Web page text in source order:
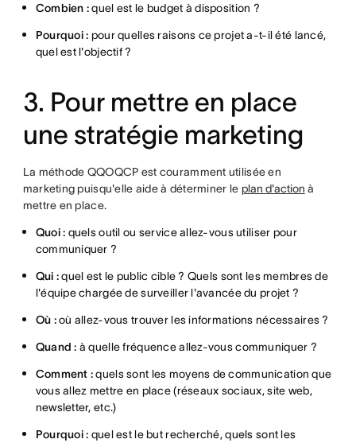
Combien :quel est le budget à disposition ?
Pourquoi : pour quelles raisons ce projet a-t-il été lancé,
quel est l'objectif ?
3. Pour mettre en place
une stratégie marketing
La méthode QQOQCP est couramment utilisée en
marketing puisqu'elle aide à déterminer le plan d'action à
mettre en place.
Quoi : quels outil ou service allez-vous utiliser pour
communiquer ?
Qui :quel est le public cible ? Quels sont les membres de
l'équipe chargée de surveiller l'avancée du projet ?
Où :où allez-vous trouver les informations nécessaires ?
Quand : à quelle fréquence allez-vous communiquer ?
Comment :quels sont les moyens de communication que
vous allez mettre en place (réseaux sociaux, site web,
newsletter, etc.)
Pourquoi : quel est le but recherché, quels sont les